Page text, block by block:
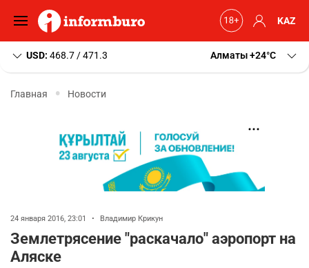
KAZ
USD: 468.7 / 471.3 Алматы+24 C
Главная Новости
24 января 2016, 23:01 • Владимир Крикун
Землетрясение "раскачало" аэропорт на
Аляске